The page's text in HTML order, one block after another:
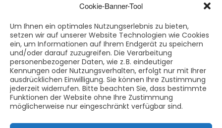
Cookie-Banner-Tool
Um Ihnen ein optimales Nutzungserlebnis zu bieten,
setzen wir auf unserer Website Technologien wie Cookies
ein, um Informationen auf Ihrem Endgerät zu speichern
und/oder darauf zuzugreifen. Die Verarbeitung
personenbezogener Daten, wie z. B. eindeutiger
Kennungen oder Nutzungsverhalten, erfolgt nur mit Ihrer
ausdrücklichen Einwilligung. Sie können Ihre Zustimmung
jederzeit widerrufen. Bitte beachten Sie, dass bestimmte
Funktionen der Website ohne Ihre Zustimmung
möglicherweise nur eingeschränkt verfügbar sind.
Alex Tschirlich 0
Bootsangeln am 26.4.2026 auf dem
Werratalsee
28. Mai 2026